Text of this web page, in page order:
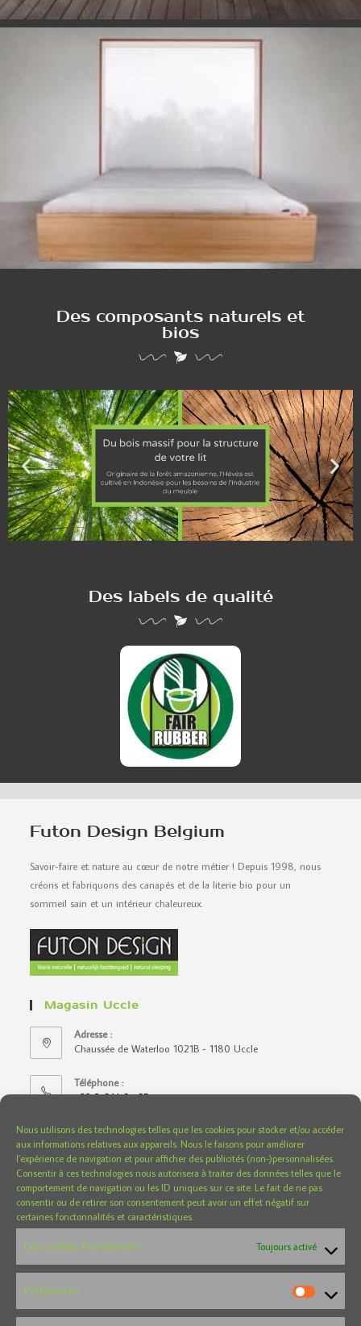
Nous utilisons des technologies telles que les cookies pour stocker et/ou accéder
aux informations relatives aux appareils. Nous le faisons pour améliorer
l’expérience de navigation et pour afficher des publicités (non-)personnalisées.
Consentir à ces technologies nous autorisera à traiter des données telles que le
comportement de navigation ou les ID uniques sur ce site. Le fait de ne pas
consentir ou de retirer son consentement peut avoir un effet négatif sur
certaines fonctonnalités et caractéristiques.
Les cookies fonctionnels Toujours activé
Préférences
Des composants naturels et
bios
Des labels de qualité
Futon Design Belgium
Savoir-faire et nature au cœur de notre métier ! Depuis 1998, nous
créons et fabriquons des canapés et de la literie bio pour un
sommeil sain et un intérieur chaleureux.
Magasin Uccle
Adresse :
Chaussée de Waterloo 1021B - 1180 Uccle
Téléphone :
+32 2 644 67 65
Horaire :
Du mardi au samedi de 10h30 à 18h30
E-mail :
futondesignbelgium@gmail.com
Adresse :
Chaussée de Louvain 150 boite 3 (parking du Delhaize) -
1300 Wavre